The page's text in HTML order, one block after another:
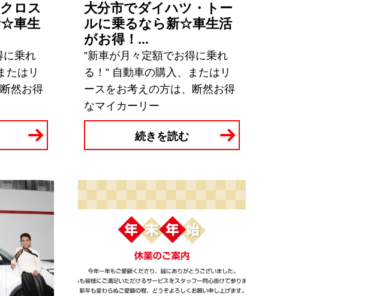
ロス
☆車生
に乗れ
たはリ
然お得
大分市でダイハツ・トー
ルに乗るなら新☆車生活
がお得！...
”新車が月々定額でお得に乗れ
る！” 自動車の購入、またはリ
ースをお考えの方は、断然お得
なマイカーリー
続きを読む